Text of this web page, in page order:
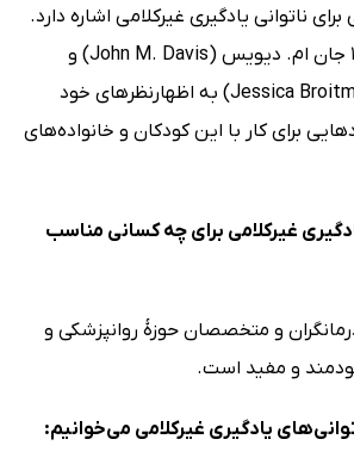
ناتوانی یادگیری غیرکلامی اشاره دارد.
در نهایت، در فصل 12 جان ام. دیویس (John M. Davis) و
جسیکا برویتمن (Jessica Broitman) به اظهارنظرهای خود
برای کار با این کودکان و خانواده‌های
غیرکلامی برای چه کسانی مناسب
و متخصصان حوزۀ روانپزشکی و
و مفید است.
یادگیری غیرکلامی می‌خوانیم: